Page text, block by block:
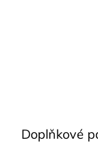
Doplňkové